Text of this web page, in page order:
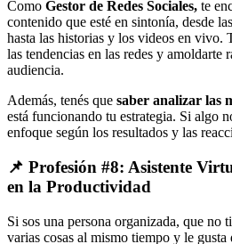
Como Gestor de Redes Sociales, te
contenido que esté en sintonía, desde
hasta las historias y los videos en vivo.
las tendencias en las redes y amoldarte
audiencia.
Además, tenés que saber analizar las
está funcionando tu estrategia. Si algo
enfoque según los resultados y las
📌 Profesión #8: Asistente
en la Productividad
Si sos una persona organizada, que no
varias cosas al mismo tiempo y le